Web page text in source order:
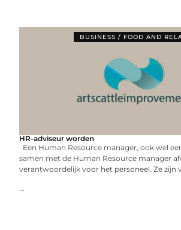
BUSINESS / FOOD AND
HR-adviseur worden
Een Human Resource manager, ook wel
samen met de Human Resource manager
verantwoordelijk voor het personeel. Ze zijn
...